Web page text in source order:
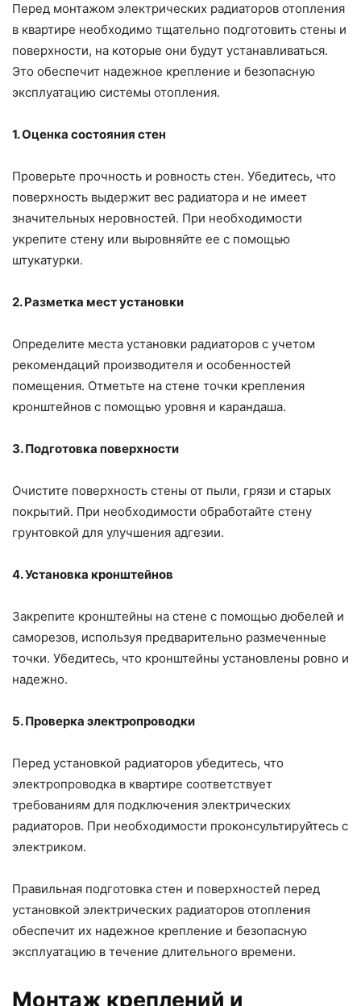
Перед монтажом электрических радиаторов отопления
в квартире необходимо тщательно подготовить стены и
поверхности, на которые они будут устанавливаться.
Это обеспечит надежное крепление и безопасную
эксплуатацию системы отопления.
1. Оценка состояния стен
Проверьте прочность и ровность стен. Убедитесь, что
поверхность выдержит вес радиатора и не имеет
значительных неровностей. При необходимости
укрепите стену или выровняйте ее с помощью
штукатурки.
2. Разметка мест установки
Определите места установки радиаторов с учетом
рекомендаций производителя и особенностей
помещения. Отметьте на стене точки крепления
кронштейнов с помощью уровня и карандаша.
3. Подготовка поверхности
Очистите поверхность стены от пыли, грязи и старых
покрытий. При необходимости обработайте стену
грунтовкой для улучшения адгезии.
4. Установка кронштейнов
Закрепите кронштейны на стене с помощью дюбелей и
саморезов, используя предварительно размеченные
точки. Убедитесь, что кронштейны установлены ровно и
надежно.
5. Проверка электропроводки
Перед установкой радиаторов убедитесь, что
электропроводка в квартире соответствует
требованиям для подключения электрических
радиаторов. При необходимости проконсультируйтесь с
электриком.
Правильная подготовка стен и поверхностей перед
установкой электрических радиаторов отопления
обеспечит их надежное крепление и безопасную
эксплуатацию в течение длительного времени.
Монтаж креплений и